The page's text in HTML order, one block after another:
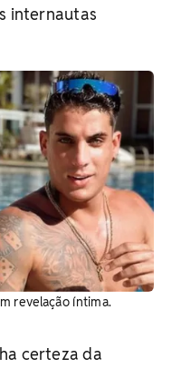
internautas
revelação íntima.
certeza da